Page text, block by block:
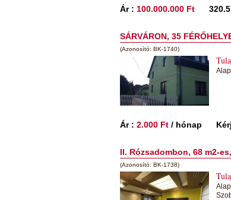
Ár : 100.000.000 Ft
SÁRVÁRON, 35
(Azonosító: BK-1740)
Ár : 2.000 Ft / hónap
II. Rózsadombon, 68 m2-
(Azonosító: BK-1738)